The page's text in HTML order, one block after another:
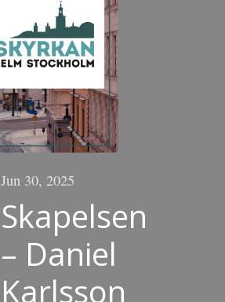
Jun 30, 2025
Skapelsen
– Daniel
Karlsson